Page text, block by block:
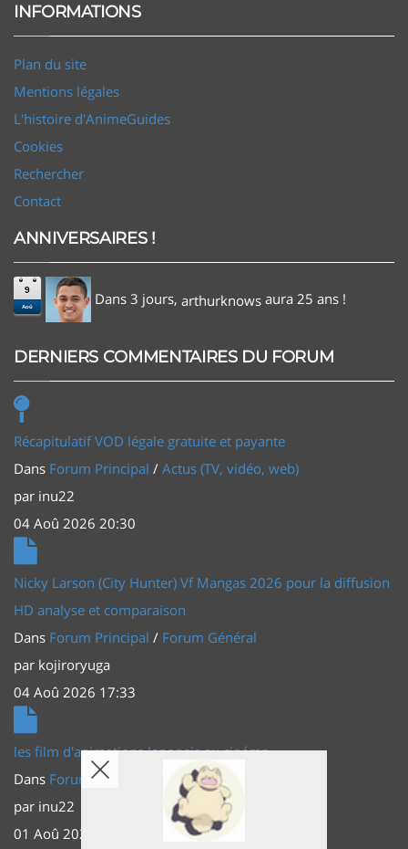
INFORMATIONS
Plan du site
Mentions légales
L'histoire d'AnimeGuides
Cookies
Rechercher
Contact
ANNIVERSAIRES !
9
Aoû Dans 3 jours, arthurknows aura 25 ans !
DERNIERS COMMENTAIRES DU FORUM
Récapitulatif VOD légale gratuite et payante
Dans Forum Principal / Actus (TV, vidéo, web)
par inu22
04 Aoû 2026 20:30
Nicky Larson (City Hunter) Vf Mangas 2026 pour la diffusion
HD analyse et comparaison
Dans Forum Principal / Forum Général
par kojiroryuga
04 Aoû 2026 17:33
les film d'animations Japonais au cinéma
Dans Forum Principal
Actus (TV, vidéo, web)
par inu22
01 Aoû 2026 20:56